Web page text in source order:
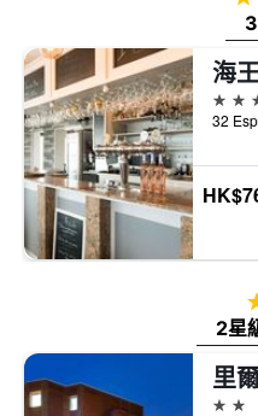
3星級
2星
2星級